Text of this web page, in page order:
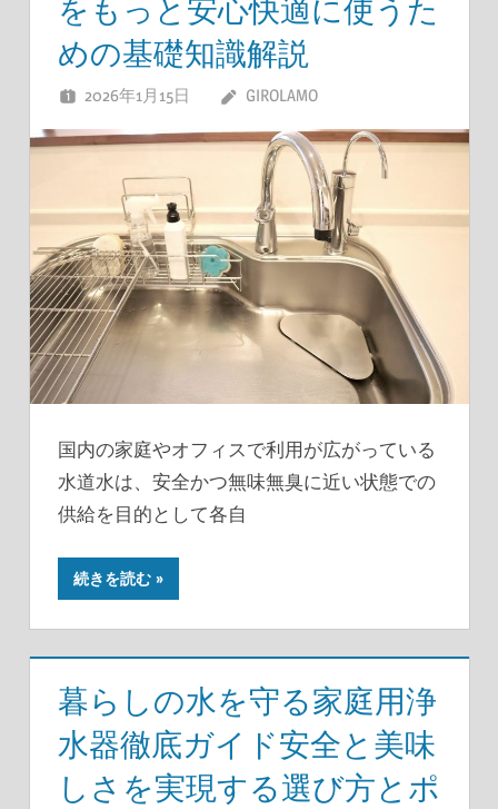
をもっと安心快適に使うた
めの基礎知識解説
2026年1月15日 GIROLAMO
国内の家庭やオフィスで利用が広がっている
水道水は、安全かつ無味無臭に近い状態での
供給を目的として各自
続きを読む
暮らしの水を守る家庭用浄
水器徹底ガイド安全と美味
しさを実現する選び方とポ